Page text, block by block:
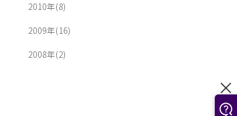
2010年(8)
2009年(16)
2008年(2)